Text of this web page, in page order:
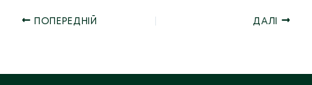
ПОПЕРЕДНІЙ ДАЛІ